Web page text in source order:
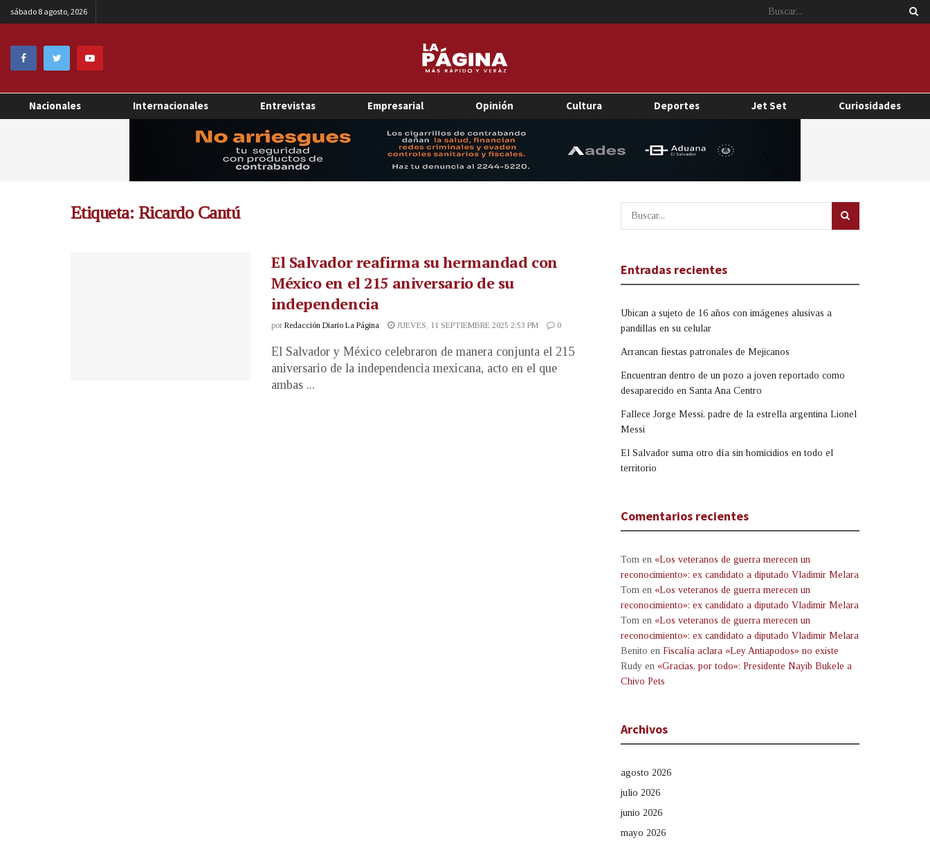
sábado 8 agosto, 2026
Nacionales Internacionales Entrevistas Empresarial Opinión Cultura Deportes Jet Set Curiosidades
Etiqueta: Ricardo Cantú
El Salvador reafirma su hermandad con
México en el 215 aniversario de su
independencia
por Redacción Diario La Página JUEVES, 11 SEPTIEMBRE 2025 2:53 PM 0
El Salvador y México celebraron de manera conjunta el 215
aniversario de la independencia mexicana, acto en el que
ambas ...
Entradas recientes
Ubican a sujeto de 16 años con imágenes alusivas a
pandillas en su celular
Arrancan fiestas patronales de Mejicanos
Encuentran dentro de un pozo a joven reportado como
desaparecido en Santa Ana Centro
Fallece Jorge Messi, padre de la estrella argentina Lionel
Messi
El Salvador suma otro día sin homicidios en todo el
territorio
Comentarios recientes
Tom en «Los veteranos de guerra merecen un
reconocimiento»: ex candidato a diputado Vladimir Melara
Tom en «Los veteranos de guerra merecen un
reconocimiento»: ex candidato a diputado Vladimir Melara
Tom en «Los veteranos de guerra merecen un
reconocimiento»: ex candidato a diputado Vladimir Melara
Benito en Fiscalía aclara «Ley Antiapodos» no existe
Rudy en «Gracias, por todo»: Presidente Nayib Bukele a
Chivo Pets
Archivos
agosto 2026
julio 2026
junio 2026
mayo 2026